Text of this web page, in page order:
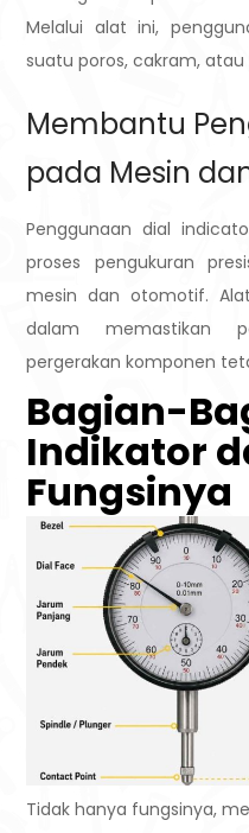
Melalui alat ini,
suatu poros, cakram,
Membantu
pada Mesin
Penggunaan dial
proses pengukuran
mesin dan otomotif.
dalam memastikan
pergerakan komponen
Bagian-
Indikator
Fungsinya
Tidak hanya fungsinya,